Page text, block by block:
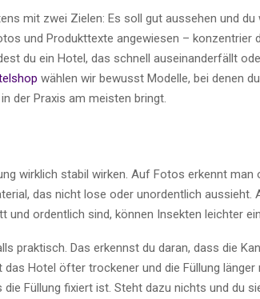
mit zwei Zielen: Es soll gut aussehen und
und Produkttexte angewiesen – konzentrier
du ein Hotel, das schnell auseinanderfällt
wählen wir bewusst Modelle, bei denen
der Praxis am meisten bringt.
wirklich stabil wirken. Auf Fotos erkennt man
das nicht lose oder unordentlich aussieht.
und ordentlich sind, können Insekten leichter
praktisch. Das erkennst du daran, dass die
Hotel öfter trockener und die Füllung
Füllung fixiert ist. Steht dazu nichts und du